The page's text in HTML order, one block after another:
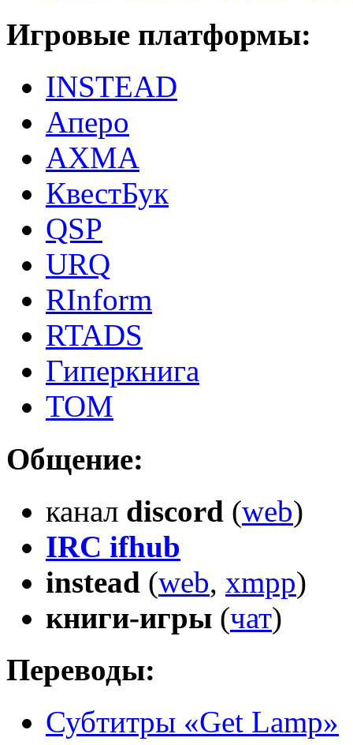
Игровые платформы:
INSTEAD
Аперо
AXMA
КвестБук
QSP
URQ
RInform
RTADS
Гиперкнига
TOM
Общение:
канал discord (web)
IRC ifhub
instead (web, xmpp)
книги-игры (чат)
Переводы:
Субтитры «Get Lamp»